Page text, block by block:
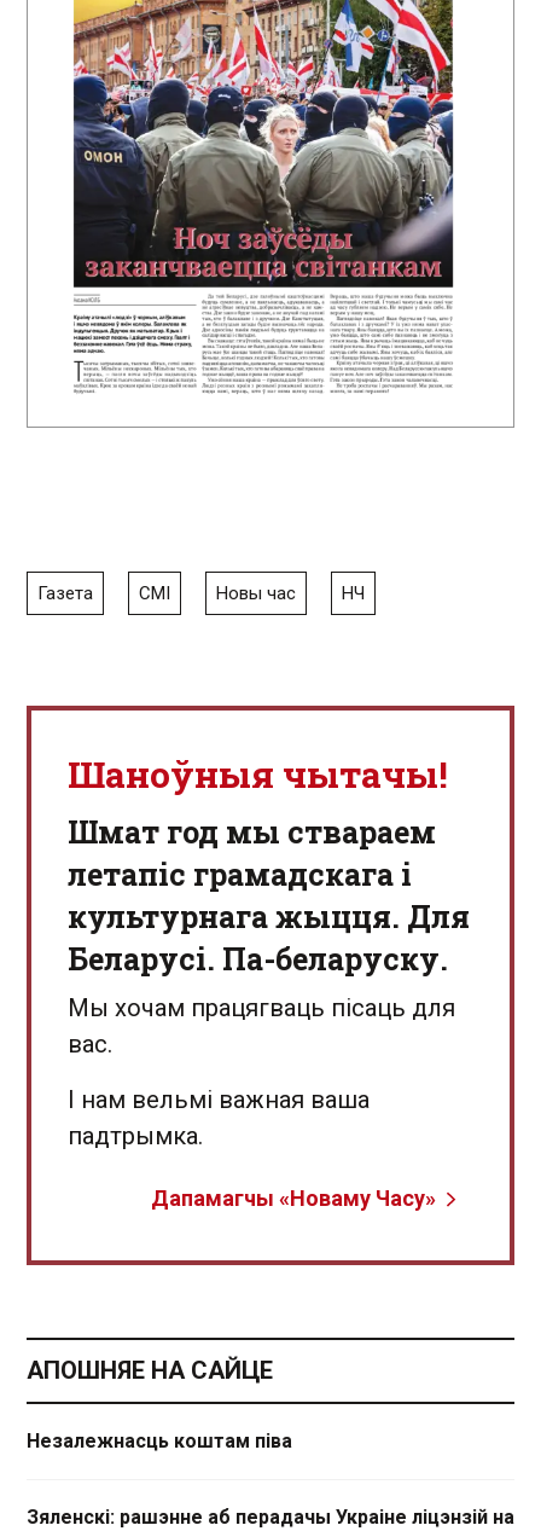
Газета СМІ Новы час НЧ
Шаноўныя чытачы!
Шмат год мы ствараем
летапіс грамадскага і
культурнага жыцця. Для
Беларусі. Па-беларуску.
Мы хочам працягваць пісаць для
вас.
І нам вельмі важная ваша
падтрымка.
Дапамагчы «Новаму Часу»
АПОШНЯЕ НА САЙЦЕ
Незалежнасць коштам піва
Зяленскі: рашэнне аб перадачы Украіне ліцэнзій на